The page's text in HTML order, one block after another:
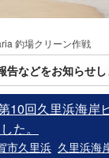
釣場クリーン作戦
告などをお知らせ
第10回久里浜海
た。
市久里浜 久里浜海